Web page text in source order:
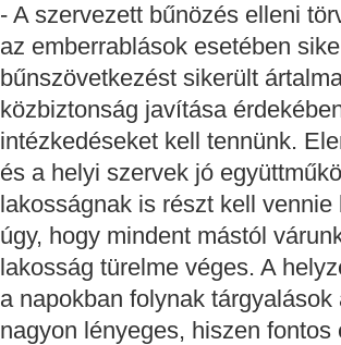
- A szervezett bűnözés elleni
az emberrablások esetében
bűnszövetkezést sikerült
közbiztonság javítása
intézkedéseket kell tennünk.
és a helyi szervek jó
lakosságnak is részt kell
úgy, hogy mindent mástól
lakosság türelme véges. A
a napokban folynak
nagyon lényeges, hiszen